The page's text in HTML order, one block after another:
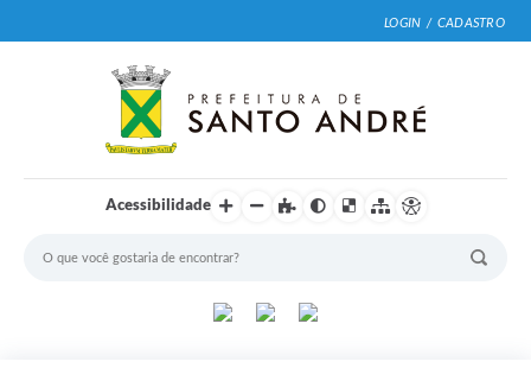
LOGIN / CADASTRO
Acessibilidade